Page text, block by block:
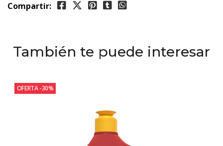
Compartir:
También te puede interesar
OFERTA -30%